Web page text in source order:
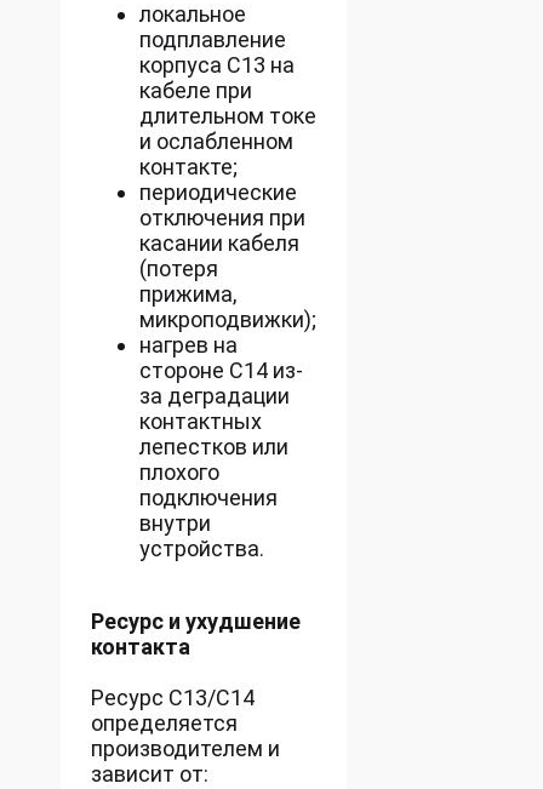
локальное
подплавление
корпуса C13 на
кабеле при
длительном токе
и ослабленном
контакте;
периодические
отключения при
касании кабеля
(потеря
прижима,
микроподвижки);
нагрев на
стороне C14 из-
за деградации
контактных
лепестков или
плохого
подключения
внутри
устройства.
Ресурс и ухудшение
контакта
Ресурс C13/C14
определяется
производителем и
зависит от: